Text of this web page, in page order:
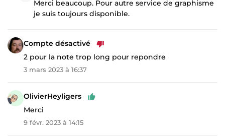
Merci beaucoup. Pour autre service de graphisme
je suis toujours disponible.
Compte désactivé
2 pour la note trop long pour repondre
3 mars 2023 à 16:37
OlivierHeyligers
Merci
9 févr. 2023 à 14:15